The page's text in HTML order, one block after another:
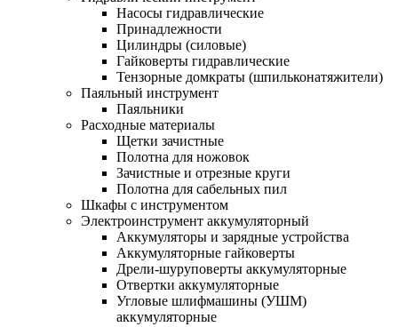
Насосы гидравлические
Принадлежности
Цилиндры (силовые)
Гайковерты гидравлические
Тензорные домкраты (шпильконатяжители)
Паяльный инструмент
Паяльники
Расходные материалы
Щетки зачистные
Полотна для ножовок
Зачистные и отрезные круги
Полотна для сабельных пил
Шкафы с инструментом
Электроинструмент аккумуляторный
Аккумуляторы и зарядные устройства
Аккумуляторные гайковерты
Дрели-шуруповерты аккумуляторные
Отвертки аккумуляторные
Угловые шлифмашины (УШМ)
аккумуляторные